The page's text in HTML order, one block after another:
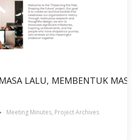
LALU, MEMBENTUK
Meeting Minutes, Project Archives